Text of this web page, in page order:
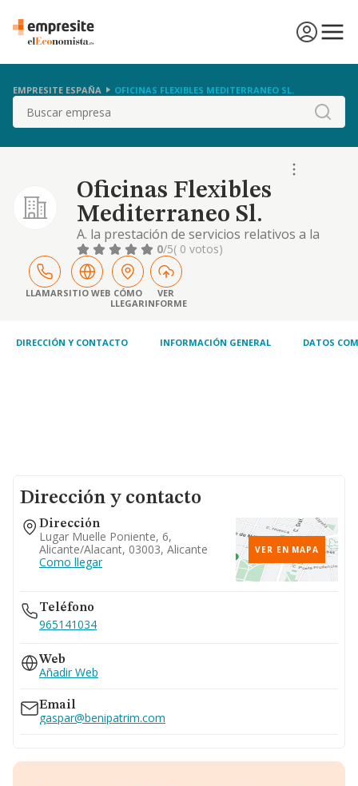
EMPRESITE ESPAÑA OFICINAS FLEXIBLES MEDITERRANEO SL.
Buscar
Oficinas Flexibles
Mediterraneo Sl.
A. la prestación de servicios relativos a la
promoción, administración, gestión y
exportación de centros de negocios. b.
cualquier tipo de trabajos de tramitaciones,
informes de gestión, y todas aquellas
actividades relacionadas con la gestión y
en general
0/5( 0 votos)
LLAMARSITIO WEB CÓMO
LLEGAR
VER
INFORME
DIRECCIÓN Y CONTACTO INFORMACIÓN GENERAL DATOS
Dirección y contacto
Dirección
Lugar Muelle Poniente, 6,
Alicante/alacant, 03003, Alicante
Como llegar
VER EN MAPA
Teléfono
965141034
Web
Añadir Web
Email
gaspar@benipatrim.com